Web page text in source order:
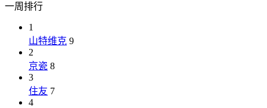
一周排行
1
山特维克 9
2
京瓷 8
3
住友 7
4